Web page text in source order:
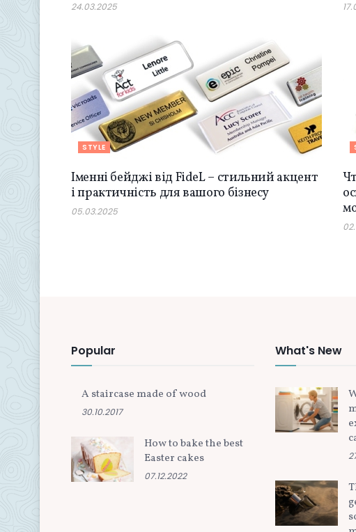
24.03.2025
STYLE
Іменні бейджі від FideL – стильний акцент
і практичність для вашого бізнесу
05.03.2025
Popular
A staircase made of wood
30.10.2017
How to bake the best
Easter cakes
07.12.2022
What's New